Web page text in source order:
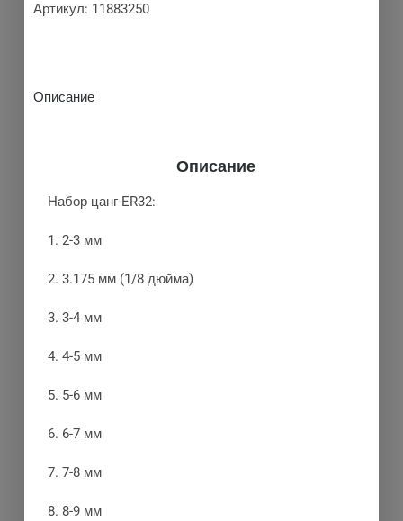
Артикул: 11883250
Описание
Описание
Набор цанг ER32:
1. 2-3 мм
2. 3.175 мм (1/8 дюйма)
3. 3-4 мм
4. 4-5 мм
5. 5-6 мм
6. 6-7 мм
7. 7-8 мм
8. 8-9 мм